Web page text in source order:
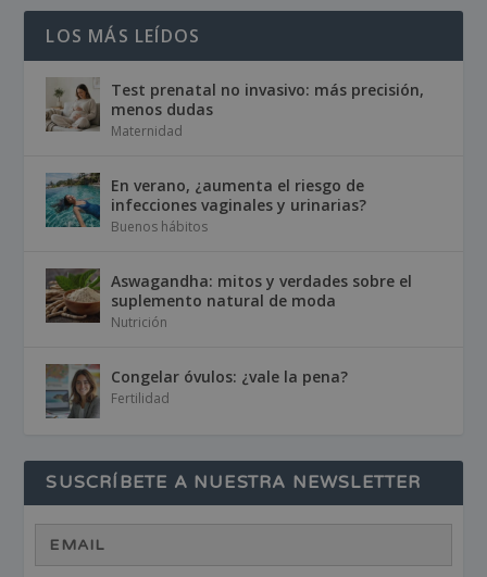
LOS MÁS LEÍDOS
Test prenatal no invasivo: más precisión,
menos dudas
Maternidad
En verano, ¿aumenta el riesgo de
infecciones vaginales y urinarias?
Buenos hábitos
Aswagandha: mitos y verdades sobre el
suplemento natural de moda
Nutrición
Congelar óvulos: ¿vale la pena?
Fertilidad
SUSCRÍBETE A NUESTRA NEWSLETTER